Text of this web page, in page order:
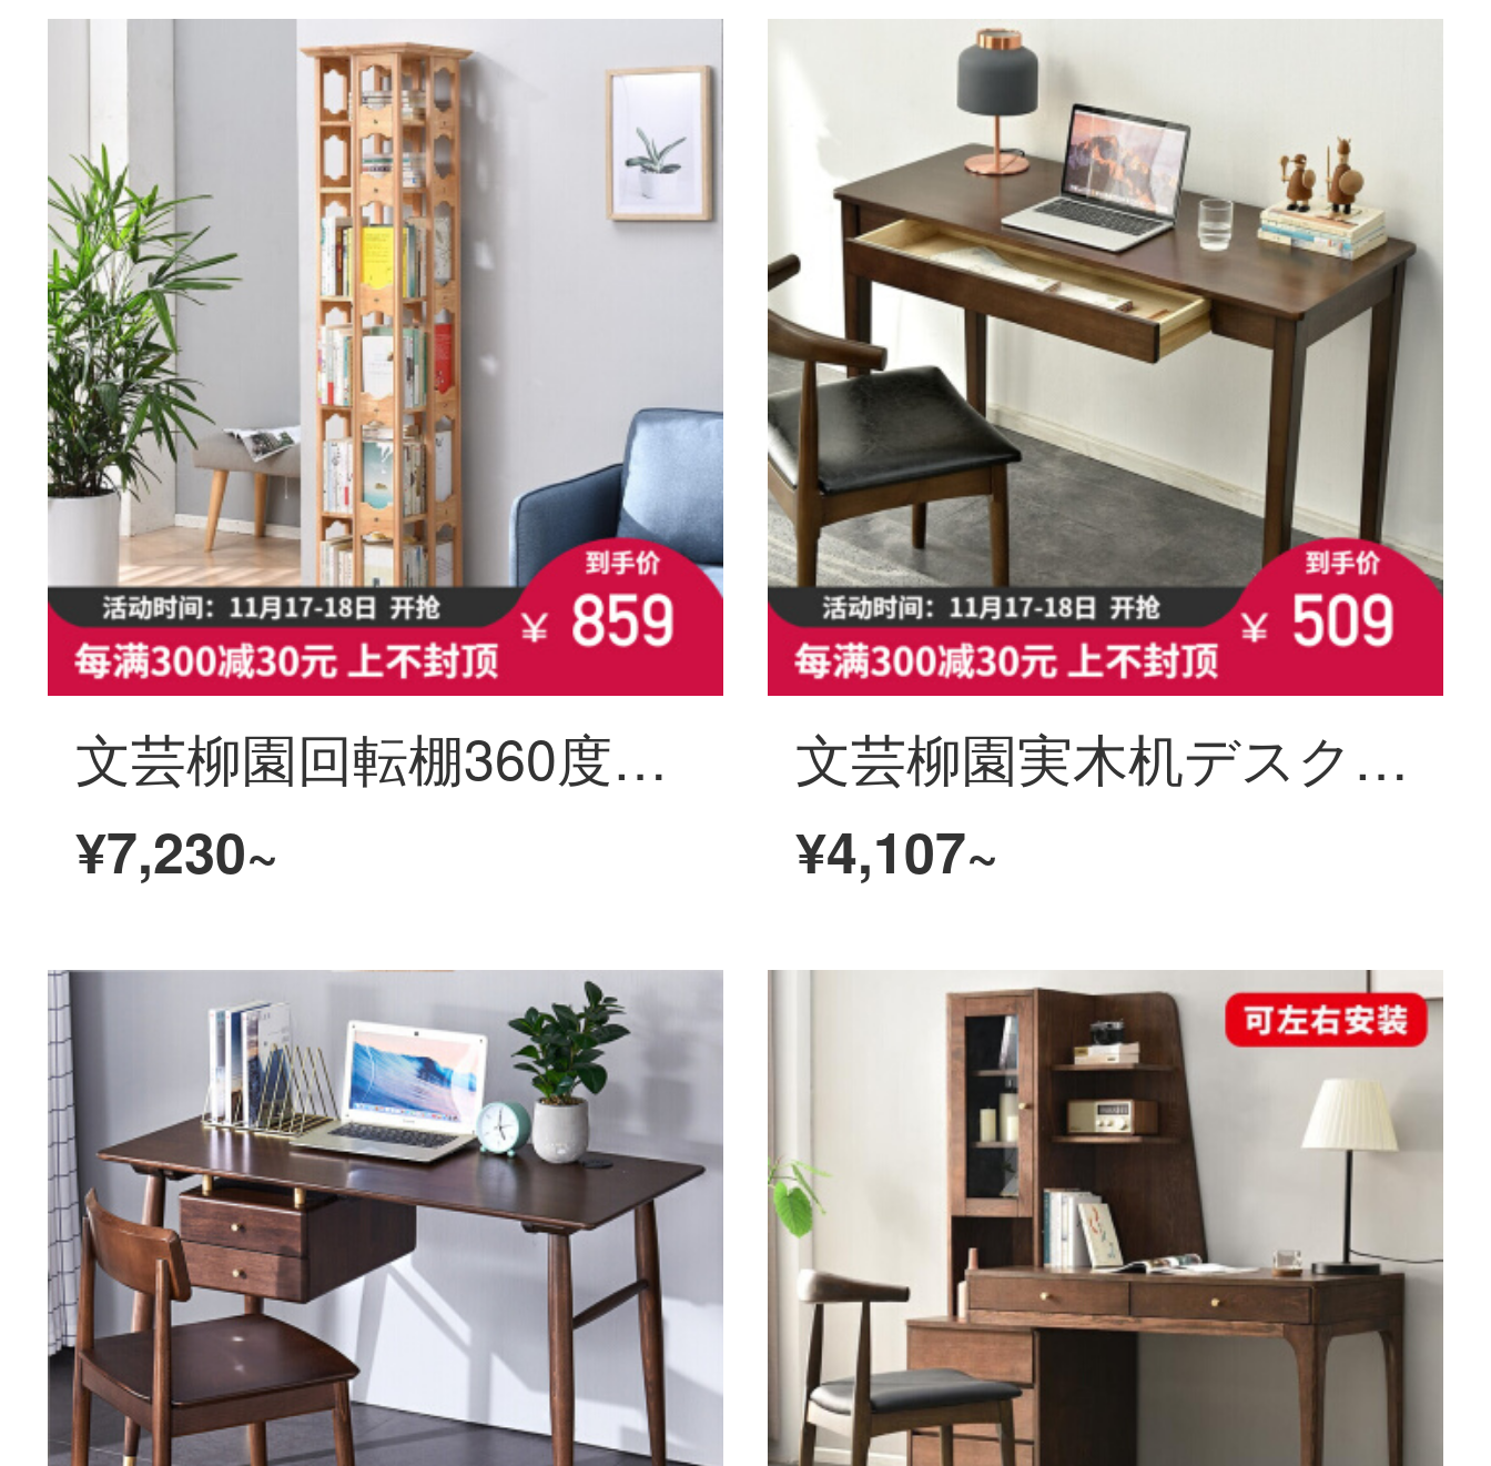
文芸柳園回転棚360度本棚収納書棚学生家庭用丸太書棚シンプルかつ創意的な着地置物棚6階丸太色
¥7,230~
文芸柳園実木机デスクパソコンデスク家庭用デスク学生学習デスク書斎寝室簡易テーブル胡桃色100 cmシングルテーブル
¥4,107~